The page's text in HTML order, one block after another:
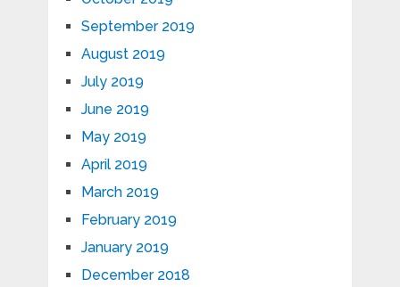
September 2019
August 2019
July 2019
June 2019
May 2019
April 2019
March 2019
February 2019
January 2019
December 2018